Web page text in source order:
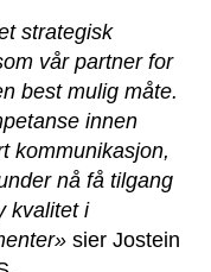
strategisk
vår partner for
best mulig måte.
innen
kommunikasjon,
nå få tilgang
kvalitet i
sier Jostein